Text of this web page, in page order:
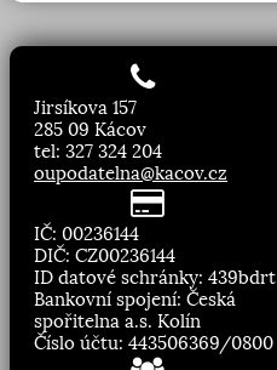
Jirsíkova 157
285 09 Kácov
tel: 327 324 204
oupodatelna@kacov.cz
IČ: 00236144
DIČ: CZ00236144
ID datové schránky: 439bdrt
Bankovní spojení: Česká
spořitelna a.s. Kolín
Číslo účtu: 443506369/0800